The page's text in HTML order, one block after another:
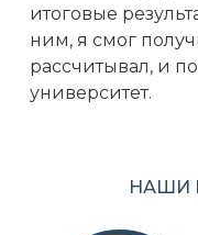
итоговые
ним, я смог
рассчитывал, и
университет.
НАШИ